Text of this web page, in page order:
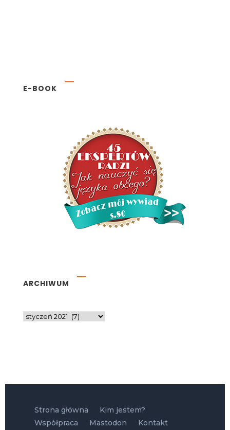
E-BOOK
ARCHIWUM
Strona główna
Kim jestem?
Współpraca
Mastodon Kontakt